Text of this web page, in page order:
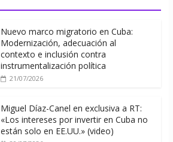
Nuevo marco migratorio en Cuba:
Modernización, adecuación al
contexto e inclusión contra
instrumentalización política
21/07/2026
Miguel Díaz-Canel en exclusiva a RT:
«Los intereses por invertir en Cuba no
están solo en EE.UU.» (video)